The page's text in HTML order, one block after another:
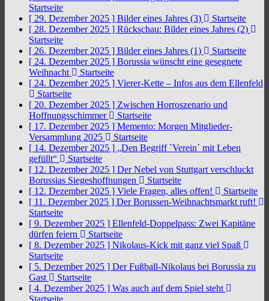
Startseite
[ 29. Dezember 2025 ] Bilder eines Jahres (3)
Startseite
[ 28. Dezember 2025 ] Rückschau: Bilder eines Jahres (2)
Startseite
[ 26. Dezember 2025 ] Bilder eines Jahres (1)
Startseite
[ 24. Dezember 2025 ] Borussia wünscht eine gesegnete
Weihnacht
Startseite
[ 24. Dezember 2025 ] Vierer-Kette – Infos aus dem Ellenfeld
Startseite
[ 20. Dezember 2025 ] Zwischen Horroszenario und
Hoffnungsschimmer
Startseite
[ 17. Dezember 2025 ] Memento: Morgen Mitglieder-
Versammlung 2025
Startseite
[ 14. Dezember 2025 ] „Den Begriff `Verein´ mit Leben
gefüllt“
Startseite
[ 12. Dezember 2025 ] Der Nebel von Stuttgart verschluckt
Borussias Siegeshoffnungen
Startseite
[ 12. Dezember 2025 ] Viele Fragen, alles offen!
Startseite
[ 11. Dezember 2025 ] Der Borussen-Weihnachtsmarkt ruft!
Startseite
[ 9. Dezember 2025 ] Ellenfeld-Doppelpass: Zwei Kapitäne
dürfen feiern
Startseite
[ 8. Dezember 2025 ] Nikolaus-Kick mit ganz viel Spaß
Startseite
[ 5. Dezember 2025 ] Der Fußball-Nikolaus bei Borussia zu
Gast
Startseite
[ 4. Dezember 2025 ] Was auch auf dem Spiel steht
Startseite